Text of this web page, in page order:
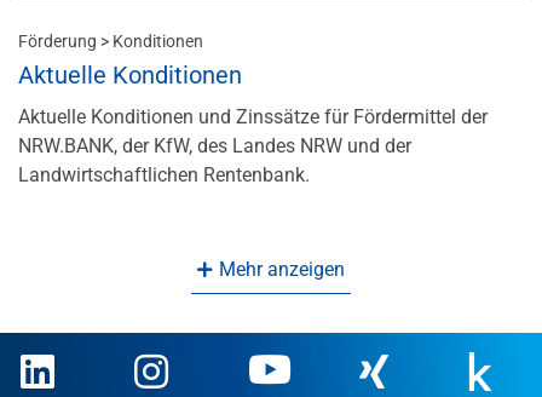
Förderung > Konditionen
Aktuelle Konditionen
Aktuelle Konditionen und Zinssätze für Fördermittel der
NRW.BANK, der KfW, des Landes NRW und der
Landwirtschaftlichen Rentenbank.
Mehr anzeigen